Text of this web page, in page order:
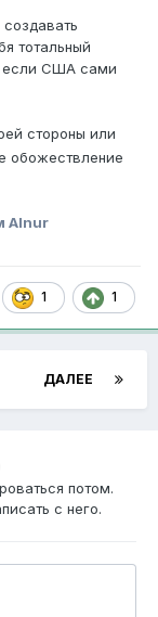
тотальный
если США сами
стороны или
обожествление
Alnur
1 1
ДАЛЕЕ
потом.
с него.